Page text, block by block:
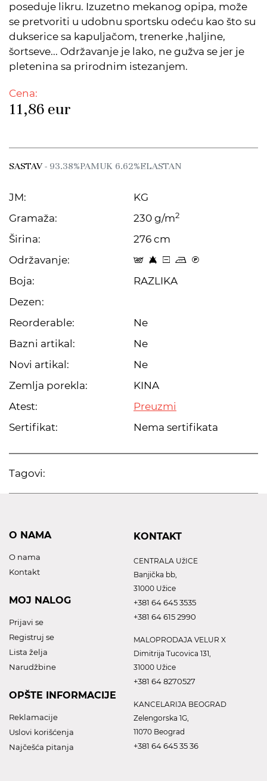
poseduje likru. Izuzetno mekanog opipa, može
se pretvoriti u udobnu sportsku odeću kao što su
dukserice sa kapuljačom, trenerke ,haljine,
šortseve... Održavanje je lako, ne gužva se jer je
pletenina sa prirodnim istezanjem.
Cena:
11,86 eur
SASTAV- 93.38%PAMUK 6.62%ELASTAN
JM:
KG
Gramaža:
230 g/m2
Širina:
276 cm
Održavanje:
t 8 a p C
Boja:
RAZLIKA
Dezen:
Reorderable:
Ne
Bazni artikal:
Ne
Novi artikal:
Ne
Zemlja porekla:
KINA
Atest:
Preuzmi
Sertifikat:
Nema sertifikata
Tagovi:
O NAMA
O nama
Kontakt
MOJ NALOG
Prijavi se
Registruj se
Lista želja
Narudžbine
OPŠTE INFORMACIJE
Reklamacije
Uslovi korišćenja
Najčešća pitanja
KONTAKT
CENTRALA UžICE
Banjička bb,
31000 Užice
+381 64 645 3535
+381 64 615 2990
MALOPRODAJA VELUR X
Dimitrija Tucovica 131,
31000 Užice
+381 64 8270527
KANCELARIJA BEOGRAD
Zelengorska 1G,
11070 Beograd
+381 64 645 35 36